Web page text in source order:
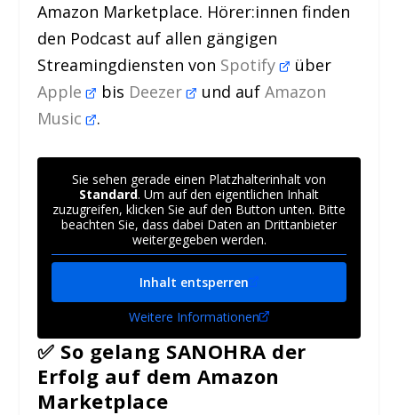
Amazon Marketplace. Hörer:innen finden
den Podcast auf allen gängigen
Streamingdiensten von Spotify
über
Apple
bis Deezer und aufAmazon
Music .
Sie sehen gerade einen Platzhalterinhalt von
Standard. Um auf den eigentlichen Inhalt
zuzugreifen, klicken Sie auf den Button unten. Bitte
beachten Sie, dass dabei Daten an Drittanbieter
weitergegeben werden.
Inhalt entsperren
Weitere Informationen
✅ So gelang SANOHRA der
Erfolg auf dem Amazon
Marketplace